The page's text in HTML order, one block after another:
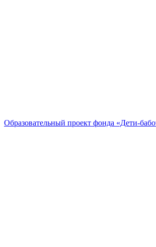
Образовательный проект фонда «Дети-